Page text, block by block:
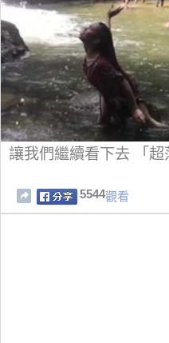
讓我們繼續看下去 「超
5544觀看